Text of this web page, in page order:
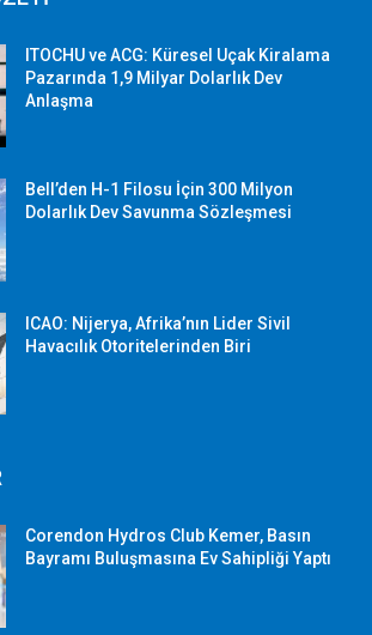
ITOCHU ve ACG: Küresel Uçak Kiralama
Pazarında 1,9 Milyar Dolarlık Dev
Anlaşma
Bell’den H-1 Filosu İçin 300 Milyon
Dolarlık Dev Savunma Sözleşmesi
ICAO: Nijerya, Afrika’nın Lider Sivil
Havacılık Otoritelerinden Biri
Corendon Hydros Club Kemer, Basın
Bayramı Buluşmasına Ev Sahipliği Yaptı